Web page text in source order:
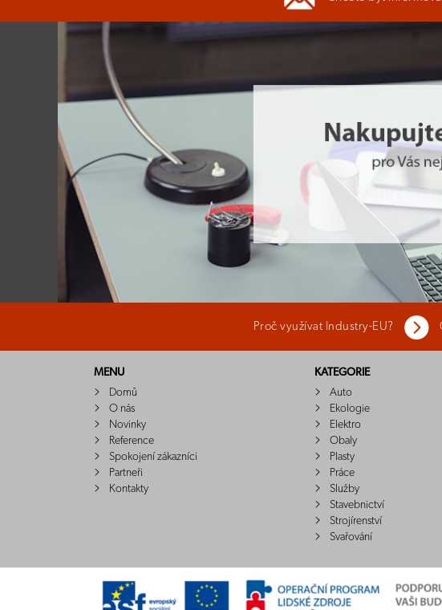
Proč využívat Industry-EU?
MENU
Domů
O nás
Novinky
Reference
Spokojení zákazníci
Partneři
Kontakty
KATEGORIE
Auto
Ekologie
Elektro
Obaly
Plasty
Práce
Služby
Stavebnictví
Strojírenství
Svařování